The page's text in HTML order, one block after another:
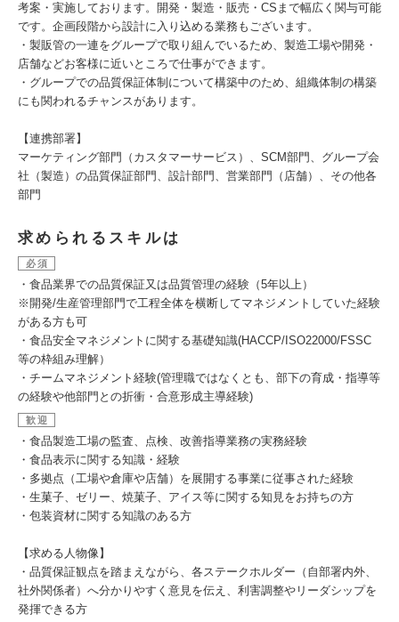
考案・実施しております。開発・製造・販売・CSまで幅広く関与可能
です。企画段階から設計に入り込める業務もございます。
・製販管の一連をグループで取り組んでいるため、製造工場や開発・
店舗などお客様に近いところで仕事ができます。
・グループでの品質保証体制について構築中のため、組織体制の構築
にも関われるチャンスがあります。
【連携部署】
マーケティング部門（カスタマーサービス）、SCM部門、グループ会
社（製造）の品質保証部門、設計部門、営業部門（店舗）、その他各
部門
求められるスキルは
必須
・食品業界での品質保証又は品質管理の経験（5年以上）
※開発/生産管理部門で工程全体を横断してマネジメントしていた経験
がある方も可
・食品安全マネジメントに関する基礎知識(HACCP/ISO22000/FSSC
等の枠組み理解）
・チームマネジメント経験(管理職ではなくとも、部下の育成・指導等
の経験や他部門との折衝・合意形成主導経験)
歓迎
・食品製造工場の監査、点検、改善指導業務の実務経験
・食品表示に関する知識・経験
・多拠点（工場や倉庫や店舗）を展開する事業に従事された経験
・生菓子、ゼリー、焼菓子、アイス等に関する知見をお持ちの方
・包装資材に関する知識のある方
【求める人物像】
・品質保証観点を踏まえながら、各ステークホルダー（自部署内外、
社外関係者）へ分かりやすく意見を伝え、利害調整やリーダシップを
発揮できる方